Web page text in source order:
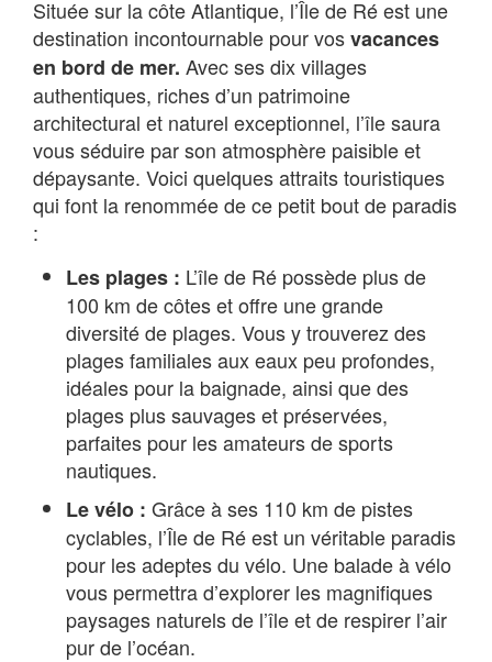
Située sur la côte Atlantique, l’Île de Ré est une
destination incontournable pour vosvacances
en bord de mer. Avec ses dix villages
authentiques, riches d’un patrimoine
architectural et naturel exceptionnel, l’île saura
vous séduire par son atmosphère paisible et
dépaysante. Voici quelques attraits touristiques
qui font la renommée de ce petit bout de paradis
:
Les plages : L’île de Ré possède plus de
100 km de côtes et offre une grande
diversité de plages. Vous y trouverez des
plages familiales aux eaux peu profondes,
idéales pour la baignade, ainsi que des
plages plus sauvages et préservées,
parfaites pour les amateurs de sports
nautiques.
Le vélo : Grâce à ses 110 km de pistes
cyclables, l’Île de Ré est un véritable paradis
pour les adeptes du vélo. Une balade à vélo
vous permettra d’explorer les magnifiques
paysages naturels de l’île et de respirer l’air
pur de l’océan.